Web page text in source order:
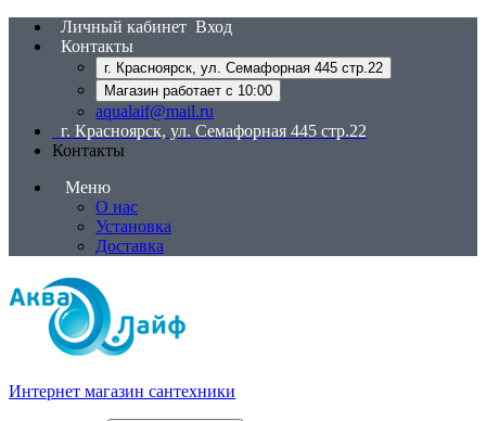
Личный кабинет Вход
Контакты
г. Красноярск, ул. Семафорная 445 стр.22
Магазин работает с 10:00
aqualaif@mail.ru
г. Красноярск, ул. Семафорная 445 стр.22
Контакты
Меню
О нас
Установка
Доставка
Интернет магазин сантехники